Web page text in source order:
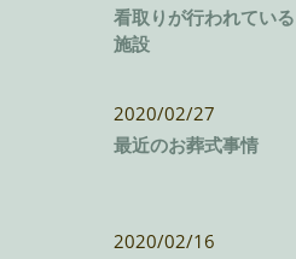
看取りが行われている
施設
2020/02/27
最近のお葬式事情
2020/02/16